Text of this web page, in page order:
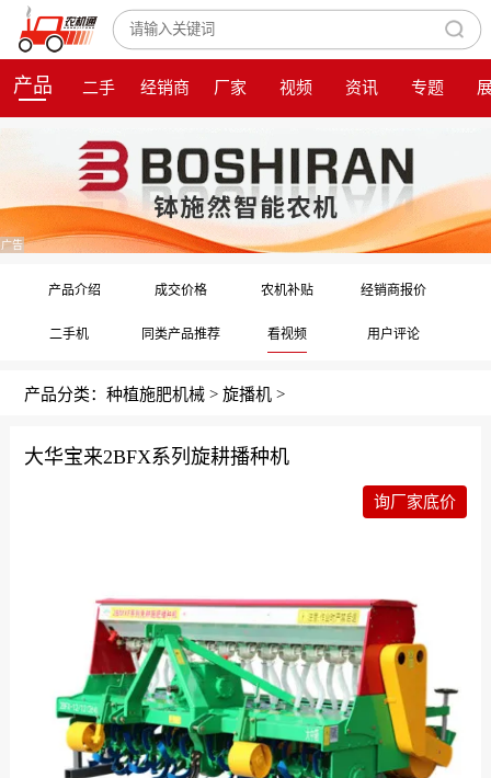
产品 二手 经销商 厂家 视频 资讯 专题
广告
产品介绍 成交价格 农机补贴 经销商报价
二手机 同类产品推荐 看视频 用户评论
产品分类： 种植施肥机械 > 旋播机 >
大华宝来2BFX系列旋耕播种机
询厂家底价